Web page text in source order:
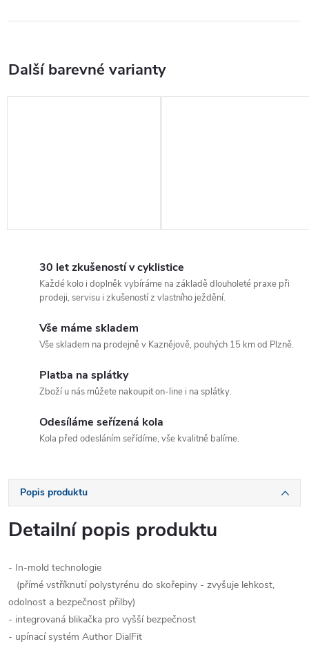
30 let zkušeností v cyklistice
Každé kolo i doplněk vybíráme na základě dlouholeté praxe při
prodeji, servisu i zkušeností z vlastního ježdění.
Vše máme skladem
Vše skladem na prodejně v Kaznějově, pouhých 15 km od Plzně.
Platba na splátky
Zboží u nás můžete nakoupit on-line i na splátky.
Odesíláme seřízená kola
Kola před odesláním seřídíme, vše kvalitně balíme.
Popis produktu
Detailní popis produktu
- In-mold technologie
(přímé vstříknutí polystyrénu do skořepiny - zvyšuje lehkost,
odolnost a bezpečnost přilby)
- integrovaná blikačka pro vyšší bezpečnost
- upínací systém Author DialFit